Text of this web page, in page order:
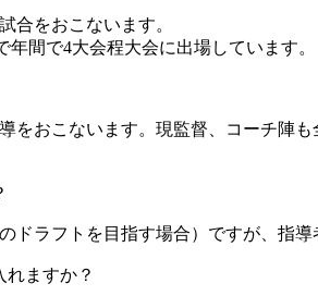
合をおこないます。
年間で4大会程大会に出場しています。
をおこないます。現監督、コーチ陣
ドラフトを目指す場合）ですが、指
ますか？